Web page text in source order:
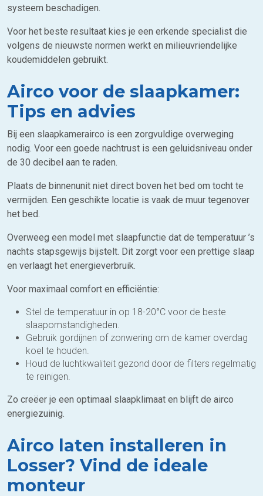
systeem beschadigen.
Voor het beste resultaat kies je een erkende specialist die
volgens de nieuwste normen werkt en milieuvriendelijke
koudemiddelen gebruikt.
Airco voor de slaapkamer:
Tips en advies
Bij een slaapkamerairco is een zorgvuldige overweging
nodig. Voor een goede nachtrust is een geluidsniveau onder
de 30 decibel aan te raden.
Plaats de binnenunit niet direct boven het bed om tocht te
vermijden. Een geschikte locatie is vaak de muur tegenover
het bed.
Overweeg een model met slaapfunctie dat de temperatuur ’s
nachts stapsgewijs bijstelt. Dit zorgt voor een prettige slaap
en verlaagt het energieverbruik.
Voor maximaal comfort en efficiëntie:
Stel de temperatuur in op 18-20°C voor de beste
slaapomstandigheden.
Gebruik gordijnen of zonwering om de kamer overdag
koel te houden.
Houd de luchtkwaliteit gezond door de filters regelmatig
te reinigen.
Zo creëer je een optimaal slaapklimaat en blijft de airco
energiezuinig.
Airco laten installeren in
Losser? Vind de ideale
monteur